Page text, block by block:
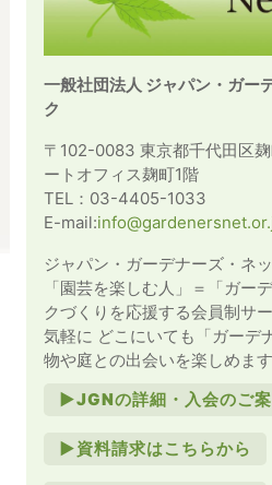
一般社団法人 ジャパン・ガー
ク
〒102-0083 東京都千代田区
ートオフィス麹町1階
TEL：03-4405-1033
E-mail:
ジャパン・ガーデナーズ・ネ
「園芸を楽しむ人」＝「ガー
クづくりを応援する会員制サ
気軽に どこにいても「ガーデ
物や庭との出会いを楽しめます
►JGNの詳細・入会のご
►資料請求はこちらから